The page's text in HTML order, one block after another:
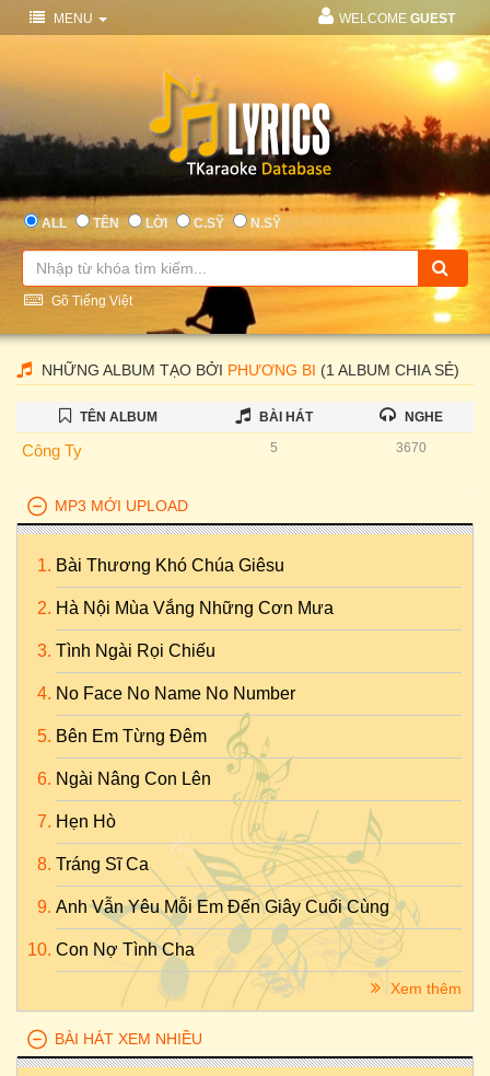
MENU WELCOME GUEST
ALL TÊN LỜI C.SỸ N.SỸ
Gõ Tiếng Việt
NHỮNG ALBUM TẠO BỞI PHƯƠNG BI (1 ALBUM CHIA SẺ)
TÊN ALBUM BÀI HÁT NGHE
Công Ty 5 3670
MP3 MỚI UPLOAD
Bài Thương Khó Chúa Giêsu
Hà Nội Mùa Vắng Những Cơn Mưa
Tình Ngài Rọi Chiếu
No Face No Name No Number
Bên Em Từng Đêm
Ngài Nâng Con Lên
Hẹn Hò
Tráng Sĩ Ca
Anh Vẫn Yêu Mỗi Em Đến Giây Cuối Cùng
Con Nợ Tình Cha
Xem thêm
BÀI HÁT XEM NHIỀU